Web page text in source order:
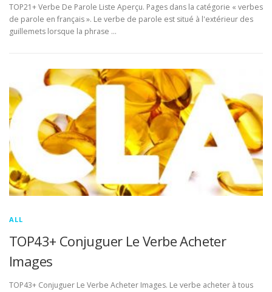
TOP21+ Verbe De Parole Liste Aperçu. Pages dans la catégorie « verbes
de parole en français ». Le verbe de parole est situé à l'extérieur des
guillemets lorsque la phrase …
ALL
TOP43+ Conjuguer Le Verbe Acheter
Images
TOP43+ Conjuguer Le Verbe Acheter Images. Le verbe acheter à tous